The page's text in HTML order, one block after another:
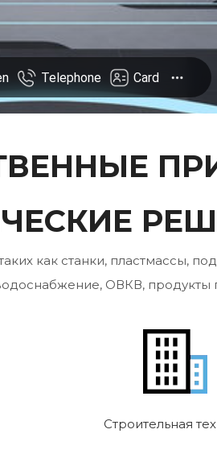
как станки, пластмассы,
ОВКВ, продукты
Строительная